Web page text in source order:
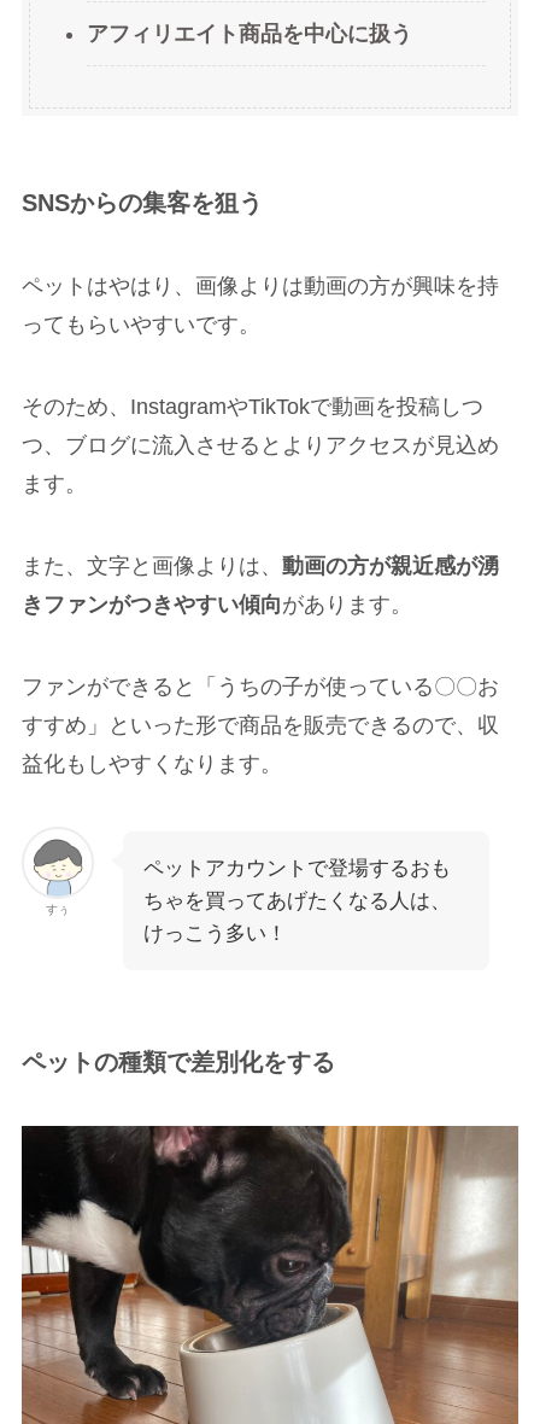
アフィリエイト商品を中心に扱う
SNSからの集客を狙う
ペットはやはり、画像よりは動画の方が興味を持
ってもらいやすいです。
そのため、InstagramやTikTokで動画を投稿しつ
つ、ブログに流入させるとよりアクセスが見込め
ます。
また、文字と画像よりは、 動画の方が親近感が湧
きファンがつきやすい傾向があります。
ファンができると「うちの子が使っている〇〇お
すすめ」といった形で商品を販売できるので、収
益化もしやすくなります。
すぅ
ペットアカウントで登場するおも
ちゃを買ってあげたくなる人は、
けっこう多い！
ペットの種類で差別化をする